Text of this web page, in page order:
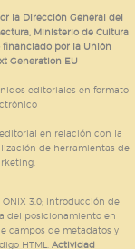
la Dirección General del
Ministerio de Cultura
financiado por la Unión
Generation EU
editoriales en formato
en relación con la
de herramientas de
3.0; introducción del
del posicionamiento en
campos de metadatos y
HTML.Actividad